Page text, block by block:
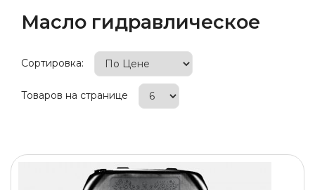
Масло гидравлическое
Сортировка:
Товаров на странице